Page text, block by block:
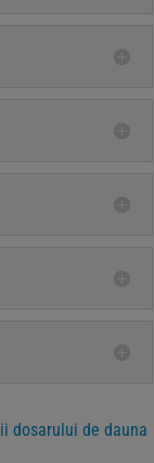
dosarului de dauna